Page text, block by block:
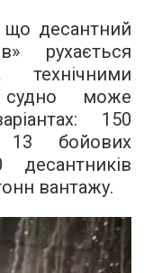
що десантний
рухається
судно може
150
13 бойових
вантажу.